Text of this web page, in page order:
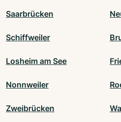
Saarbrücken
Schiffweiler
Losheim am See
Nonnweiler
Zweibrücken